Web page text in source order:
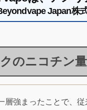
Japan株
のニコチン
層強まったことで、